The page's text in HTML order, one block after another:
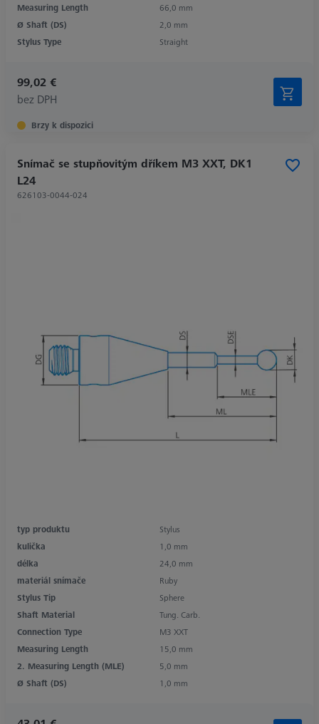
Measuring Length
66,0 mm
Ø Shaft (DS)
2,0 mm
Stylus Type
Straight
99,02 €
bez DPH
Brzy k dispozici
Snímač se stupňovitým dříkem M3 XXT, DK1
L24
626103-0044-024
typ produktu
Stylus
kulička
1,0 mm
délka
24,0 mm
materiál snímače
Ruby
Stylus Tip
Sphere
Shaft Material
Tung. Carb.
Connection Type
M3 XXT
Measuring Length
15,0 mm
2. Measuring Length (MLE)
5,0 mm
Ø Shaft (DS)
1,0 mm